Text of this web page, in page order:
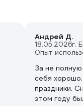
Андрей Д.
18.05.2026г.
Опыт
За не
себя
праздники.
этом году